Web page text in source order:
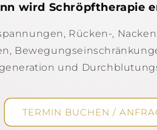
wird Schröpftherapie
Rücken-,
und
TERMIN BUCHEN /